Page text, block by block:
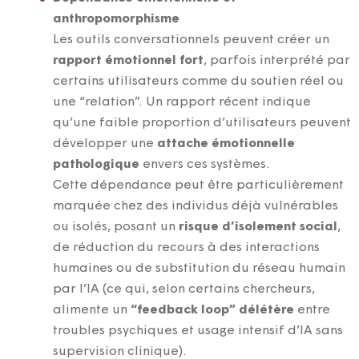
anthropomorphisme
Les outils conversationnels peuvent créer un
rapport émotionnel fort, parfois interprété par
certains utilisateurs comme du soutien réel ou
une “relation”. Un rapport récent indique
qu’une faible proportion d’utilisateurs peuvent
développer une attache émotionnelle
pathologique envers ces systèmes.
Cette dépendance peut être particulièrement
marquée chez des individus déjà vulnérables
ou isolés, posant un risque d’isolement social ,
de réduction du recours à des interactions
humaines ou de substitution du réseau humain
par l’IA (ce qui, selon certains chercheurs,
alimente un “feedback loop” délétère entre
troubles psychiques et usage intensif d’IA sans
supervision clinique).